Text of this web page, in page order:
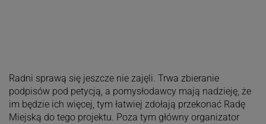
Radni sprawą się jeszcze nie zajęli. Trwa zbieranie
podpisów pod petycją, a pomysłodawcy mają nadzieję, że
im będzie ich więcej, tym łatwiej zdołają przekonać Radę
Miejską do tego projektu. Poza tym główny organizator